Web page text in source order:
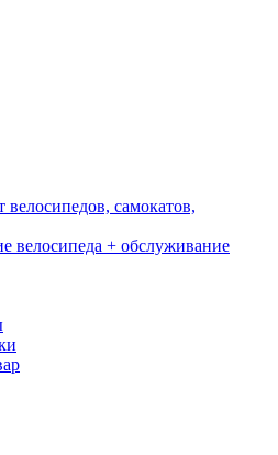
велосипедов, самокатов,
велосипеда + обслуживание